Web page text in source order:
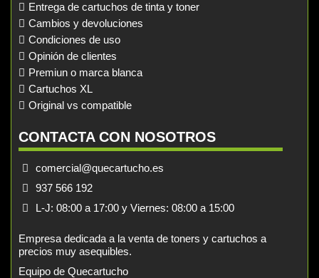
Entrega de cartuchos de tinta y toner
Cambios y devoluciones
Condiciones de uso
Opinión de clientes
Premiun o marca blanca
Cartuchos XL
Original vs compatible
CONTACTA CON NOSOTROS
comercial@quecartucho.es
937 566 192
L-J: 08:00 a 17:00 y Viernes: 08:00 a 15:00
Empresa dedicada a la venta de toners y cartuchos a
precios muy asequibles.
Equipo de Quecartucho